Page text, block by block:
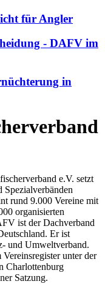
für Angler
- DAFV im
in
e.V. setzt
Spezialverbänden
rund 9.000 Vereine mit
organisierten
ist der Dachverband
Er ist
und Umweltverband.
unter der
Charlottenburg
Satzung.